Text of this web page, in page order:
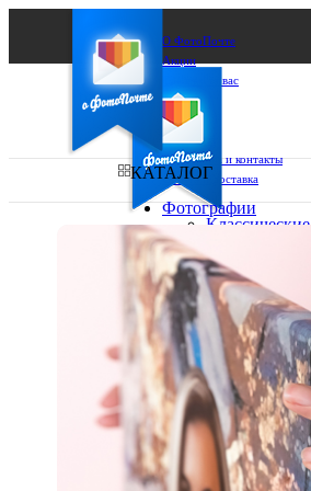
О ФотоПочте
Акции
Сделаем за вас
Бизнесу
FAQ
Франшиза
Поддержка и контакты
Оплата и доставка
Ваш город:
Ваш регион доставки
Выберите из списка:
КАТАЛОГ
Фотографии
Классические
10х15
13х18
15х15
15х20
20х20
20х30
30х30
30х40
А4
Фото